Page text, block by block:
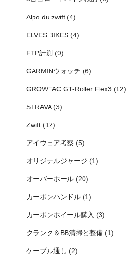
Alpe du zwift(4)
ELVES BIKES(4)
FTP計測 (9)
GARMINウォッチ (6)
GROWTAC GT-Roller Flex3 (12)
STRAVA(3)
Zwift(12)
アイウェア考察 (5)
オリジナルジャージ (1)
オーバーホール(20)
カーボンハンドル(1)
カーボンホイール購入 (3)
クランク＆BB清掃と整備(1)
ケーブル通し (2)